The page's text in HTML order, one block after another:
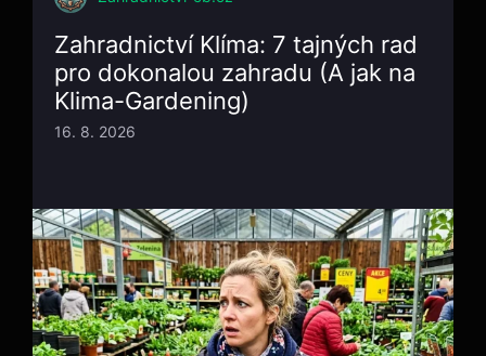
Zahradnictví Klíma: 7 tajných rad
pro dokonalou zahradu (A jak na
Klima-Gardening)
16. 8. 2026